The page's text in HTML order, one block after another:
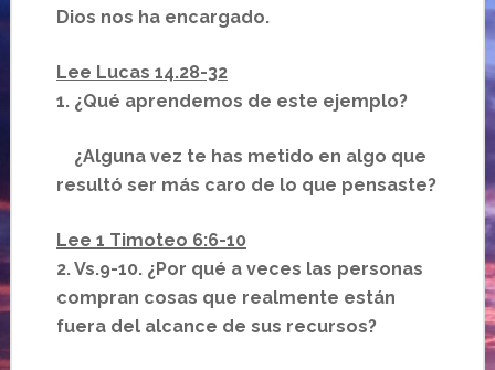
Dios nos ha encargado.
Lee Lucas 14.28-32
1. ¿Qué aprendemos de este ejemplo?
¿Alguna vez te has metido en algo que
resultó ser más caro de lo que pensaste?
Lee 1 Timoteo 6:6-10
2. Vs.9-10. ¿Por qué a veces las personas
compran cosas que realmente están
fuera del alcance de sus recursos?